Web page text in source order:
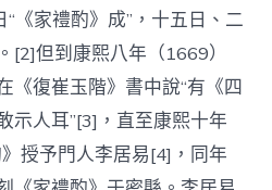
“《家禮酌》成”，十五日、二
[2]但到康熙八年（1669）
《復崔玉階》書中說“有《四
示人耳”[3]，直至康熙十年
授予門人李居易[4]，同年